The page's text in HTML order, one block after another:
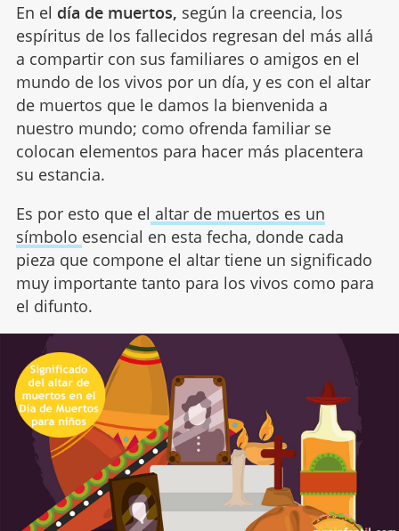
En el día de muertos, según la creencia, los
espíritus de los fallecidos regresan del más allá
a compartir con sus familiares o amigos en el
mundo de los vivos por un día, y es con el altar
de muertos que le damos la bienvenida a
nuestro mundo; como ofrenda familiar se
colocan elementos para hacer más placentera
su estancia.
Es por esto que el altar de muertos es un
símbolo esencial en esta fecha, donde cada
pieza que compone el altar tiene un significado
muy importante tanto para los vivos como para
el difunto.